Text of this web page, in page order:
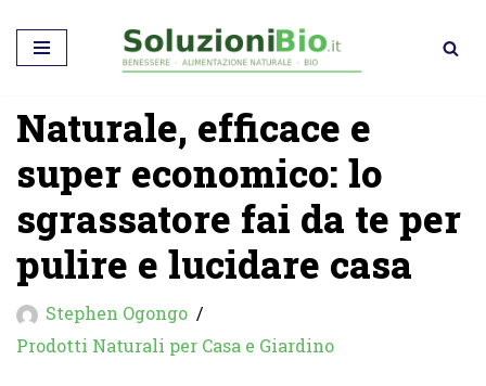
Vai
contenuto
Naturale, efficace e
super economico: lo
sgrassatore fai da te per
pulire e lucidare casa
Stephen Ogongo
Prodotti Naturali per Casa e Giardino